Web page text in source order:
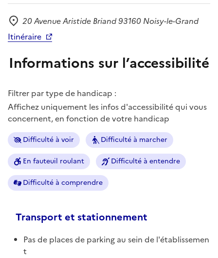
Adresse
20 Avenue Aristide Briand 93160 Noisy-le-Grand
Itinéraire
Informations sur l’accessibilité
Filtrer par type de handicap :
Affichez uniquement les infos d'accessibilité qui vous
concernent, en fonction de votre handicap
Difficulté à voir Difficulté à marcher
En fauteuil roulant Difficulté à entendre
Difficulté à comprendre
Transport et stationnement
Pas de places de parking au sein de l'établissemen
t